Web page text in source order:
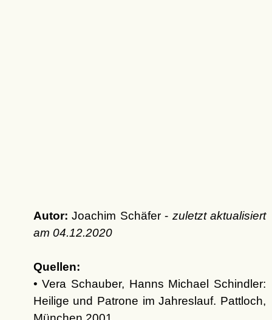
Autor: Joachim Schäfer - zuletzt aktualisiert
am 04.12.2020
Quellen:
• Vera Schauber, Hanns Michael Schindler:
Heilige und Patrone im Jahreslauf. Pattloch,